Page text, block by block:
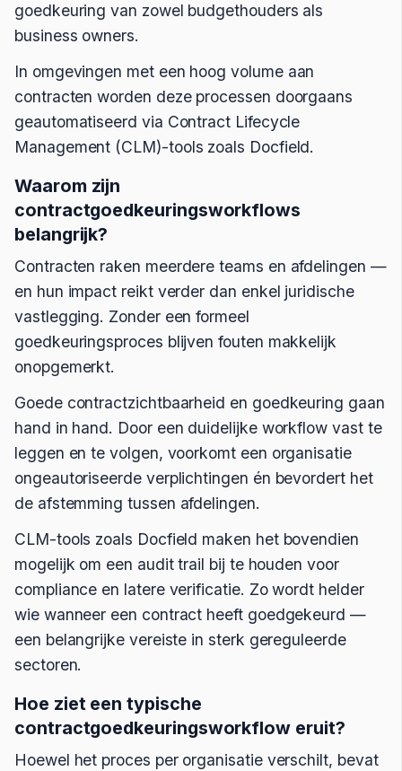
goedkeuring van zowel budgethouders als
business owners.
In omgevingen met een hoog volume aan
contracten worden deze processen doorgaans
geautomatiseerd via Contract Lifecycle
Management (CLM)-tools zoals Docfield.
Waarom zijn
contractgoedkeuringsworkflows
belangrijk?
Contracten raken meerdere teams en afdelingen —
en hun impact reikt verder dan enkel juridische
vastlegging. Zonder een formeel
goedkeuringsproces blijven fouten makkelijk
onopgemerkt.
Goede contractzichtbaarheid en goedkeuring gaan
hand in hand. Door een duidelijke workflow vast te
leggen en te volgen, voorkomt een organisatie
ongeautoriseerde verplichtingen én bevordert het
de afstemming tussen afdelingen.
CLM-tools zoals Docfield maken het bovendien
mogelijk om een audit trail bij te houden voor
compliance en latere verificatie. Zo wordt helder
wie wanneer een contract heeft goedgekeurd —
een belangrijke vereiste in sterk gereguleerde
sectoren.
Hoe ziet een typische
contractgoedkeuringsworkflow eruit?
Hoewel het proces per organisatie verschilt, bevat